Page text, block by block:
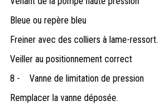
Bleue ou repère bleu
Freiner avec des colliers à lame-ressort.
Veiller au positionnement correct
8 -
Vanne de limitation de pression
Remplacer la vanne déposée.